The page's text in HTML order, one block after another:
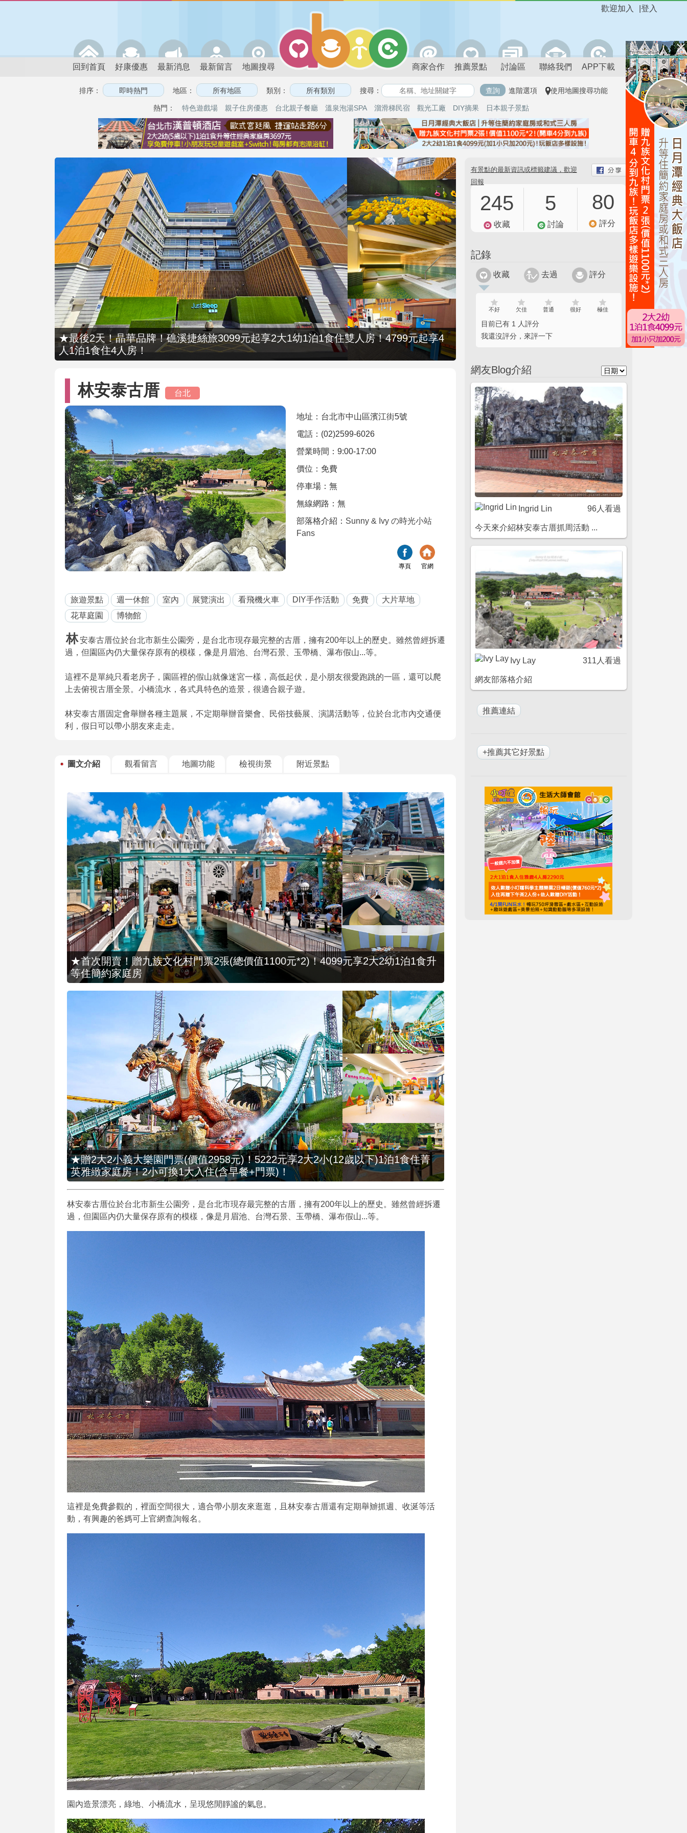
登入
歡迎加入
回到首頁 好康優惠 最新消息 最新留言 地圖搜尋 商家合作 推薦景點 討論區 聯絡我們 APP下載
排序： 地區： 類別： 搜尋： 進階選項 使用地圖搜尋功能
熱門： 特色遊戲場 親子住房優惠 台北親子餐廳 溫泉泡湯SPA 溜滑梯民宿 觀光工廠 DIY摘果 日本親子景點
★最後2天！晶華品牌！礁溪捷絲旅3099元起享2大1幼1泊1食住雙人房！4799元起享4
人1泊1食住4人房！
林安泰古厝 台北
地址：台北市中山區濱江街5號
電話：(02)2599-6026
營業時間：9:00-17:00
價位：免費
停車場：無
無線網路：無
部落格介紹： Sunny & Ivy の時光小站
Fans
專頁 官網
旅遊景點 週一休館 室內 展覽演出 看飛機火車 DIY手作活動 免費
大片草地
花草庭園
博物館
林安泰古厝位於台北市新生公園旁，是台北市現存最完整的古厝，擁有200年以上的歷史。雖然曾經拆遷
過，但園區內仍大量保存原有的模樣，像是月眉池、台灣石景、玉帶橋、瀑布假山...等。
這裡不是單純只看老房子，園區裡的假山就像迷宮一樣，高低起伏，是小朋友很愛跑跳的一區，還可以爬
上去俯視古厝全景。小橋流水，各式具特色的造景，很適合親子遊。
林安泰古厝固定會舉辦各種主題展，不定期舉辦音樂會、民俗技藝展、演講活動等，位於台北市內交通便
利，假日可以帶小朋友來走走。
圖文介紹 觀看留言 地圖功能 檢視街景 附近景點
★首次開賣！贈九族文化村門票2張(總價值1100元*2)！4099元享2大2幼1泊1食升
等住簡約家庭房
★贈2大2小義大樂園門票(價值2958元)！5222元享2大2小(12歲以下)1泊1食住菁
英雅緻家庭房！2小可換1大入住(含早餐+門票)！
林安泰古厝位於台北市新生公園旁，是台北市現存最完整的古厝，擁有200年以上的歷史。雖然曾經拆遷
過，但園區內仍大量保存原有的模樣，像是月眉池、台灣石景、玉帶橋、瀑布假山...等。
這裡是免費參觀的，裡面空間很大，適合帶小朋友來逛逛，且林安泰古厝還有定期舉辧抓週、收涎等活
動，有興趣的爸媽可上官網查詢報名。
園內造景漂亮，綠地、小橋流水，呈現悠閒靜謐的氣息。
有景點的最新資訊或標籤建議，歡迎
回報
245
收藏
5
討論
80
評分
記錄
收藏 去過 評分
不好 欠佳 普通 很好 極佳
目前已有 1 人評分
我還沒評分，來評一下
網友Blog介紹
Ingrid Lin 96人看過
今天來介紹林安泰古厝抓周活動 ...
Ivy Lay 311人看過
網友部落格介紹
+推薦其它好景點